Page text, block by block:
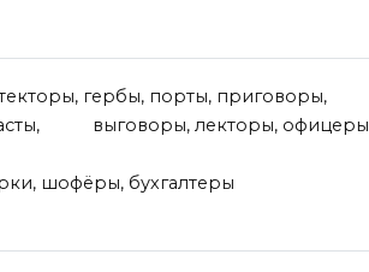
гербы, порты, приговоры,
выговоры, лекторы, офицеры
шофёры, бухгалтеры